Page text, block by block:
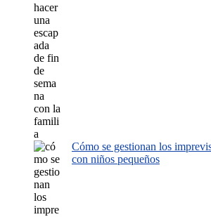
Cómo se gestionan los
con niños pequeños